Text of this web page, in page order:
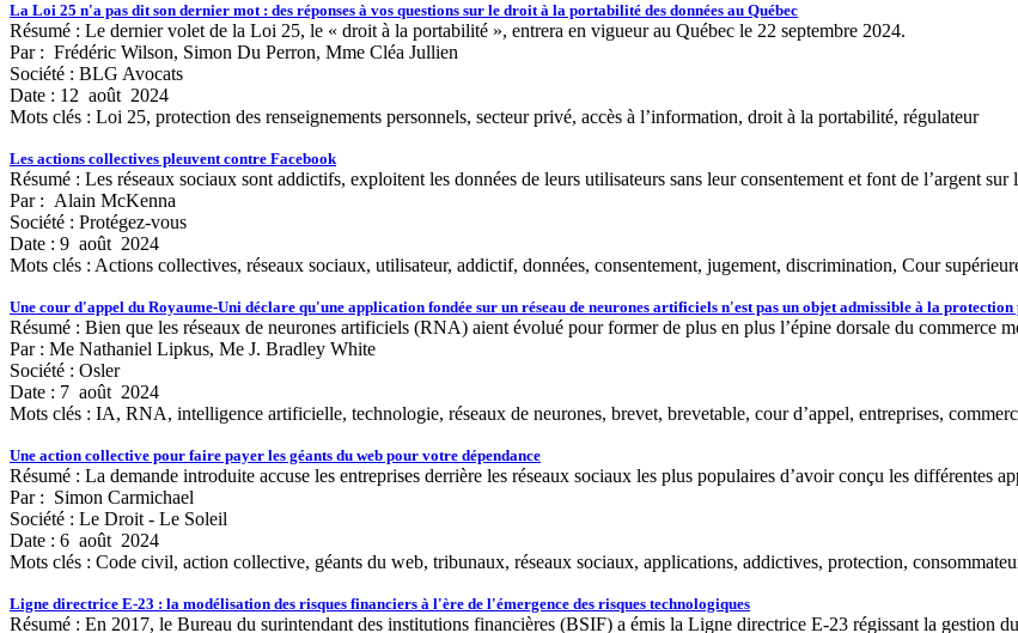
La Loi 25 n'a pas dit son dernier mot : des réponses à vos questions sur le droit à la portabilité des données au Québec
Résumé : Le dernier volet de la Loi 25, le « droit à la portabilité », entrera en vigueur au Québec le 22 septembre 2024.
Par : Frédéric Wilson, Simon Du Perron, Mme Cléa Jullien
Société : BLG Avocats
Date : 12 août 2024
Mots clés : Loi 25, protection des renseignements personnels, secteur privé, accès à l’information, droit à la portabilité, régulateur
Les actions collectives pleuvent contre Facebook
Résumé : Les réseaux sociaux sont addictifs, exploitent les données de leurs utilisateurs sans leur consentement et font de l’argent sur
Par : Alain McKenna
Société : Protégez-vous
Date : 9 août 2024
Mots clés : Actions collectives, réseaux sociaux, utilisateur, addictif, données, consentement, jugement, discrimination, Cour
Une cour d'appel du Royaume-Uni déclare qu'une application fondée sur un réseau de neurones artificiels n'est pas un objet admissible à la
Résumé : Bien que les réseaux de neurones artificiels (RNA) aient évolué pour former de plus en plus l’épine dorsale du commerce
Par : Me Nathaniel Lipkus, Me J. Bradley White
Société : Osler
Date : 7 août 2024
Mots clés : IA, RNA, intelligence artificielle, technologie, réseaux de neurones, brevet, brevetable, cour d’appel, entreprises,
Une action collective pour faire payer les géants du web pour votre dépendance
Résumé : La demande introduite accuse les entreprises derrière les réseaux sociaux les plus populaires d’avoir conçu les différentes
Par : Simon Carmichael
Société : Le Droit - Le Soleil
Date : 6 août 2024
Mots clés : Code civil, action collective, géants du web, tribunaux, réseaux sociaux, applications, addictives, protection,
Ligne directrice E-23 : la modélisation des risques financiers à l'ère de l'émergence des risques technologiques
Résumé : En 2017, le Bureau du surintendant des institutions financières (BSIF) a émis la Ligne directrice E-23 régissant la gestion